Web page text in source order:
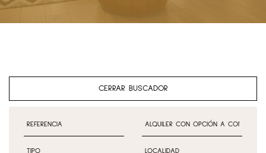
CERRAR BUSCADOR